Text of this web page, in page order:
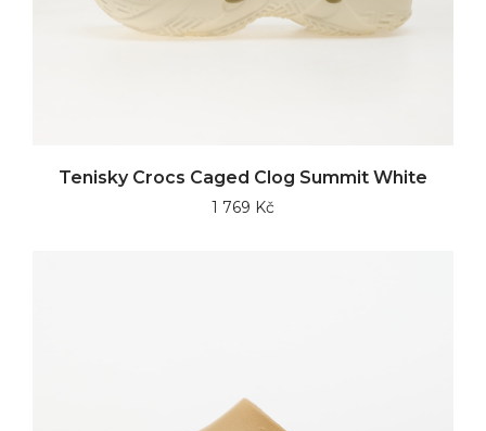
Tenisky Crocs Caged Clog Summit White
1 769 Kč